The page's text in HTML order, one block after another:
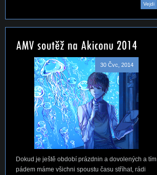
Vejdi
30 Čvc, 2014
Dokud je ještě období prázdnin a dovolených a tím
pádem máme všichni spoustu času stříhat, rádi